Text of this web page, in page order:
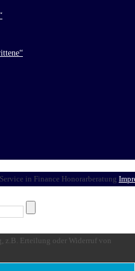
z.B. Erteilung oder Widerruf von